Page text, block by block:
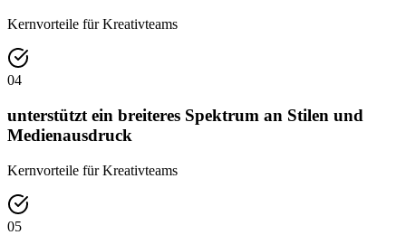
Kernvorteile für Kreativteams
04
unterstützt ein breiteres Spektrum an Stilen und
Medienausdruck
Kernvorteile für Kreativteams
05